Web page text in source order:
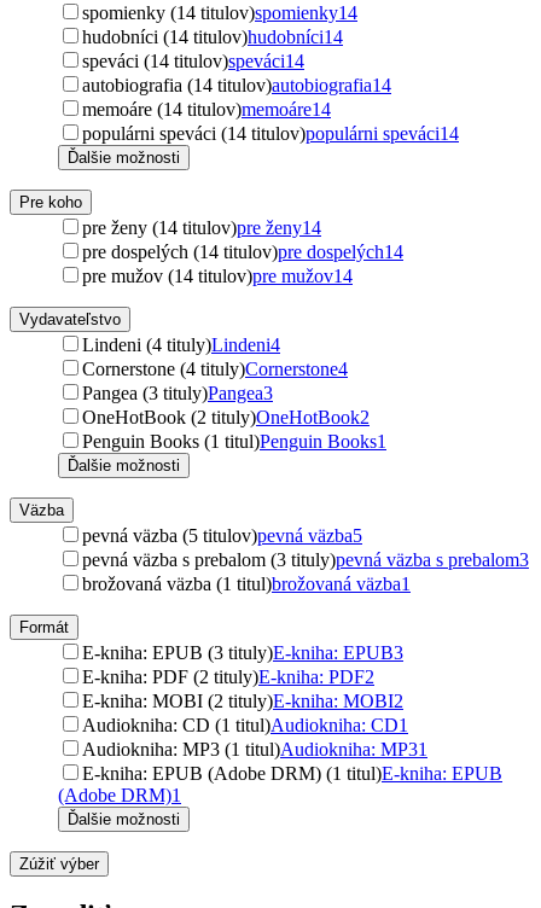
spomienky (14 titulov)spomienky14
hudobníci (14 titulov)hudobníci14
speváci (14 titulov)speváci14
autobiografia (14 titulov)autobiografia14
memoáre (14 titulov)memoáre14
populárni speváci (14 titulov)populárni speváci14
Ďalšie možnosti
Pre koho
pre ženy (14 titulov)pre ženy14
pre dospelých (14 titulov)pre dospelých14
pre mužov (14 titulov)pre mužov14
Vydavateľstvo
Lindeni (4 tituly)Lindeni4
Cornerstone (4 tituly)Cornerstone4
Pangea (3 tituly)Pangea3
OneHotBook (2 tituly)OneHotBook2
Penguin Books (1 titul)Penguin Books1
Ďalšie možnosti
Väzba
pevná väzba (5 titulov)pevná väzba5
pevná väzba s prebalom (3 tituly)pevná väzba s prebalom3
brožovaná väzba (1 titul)brožovaná väzba1
Formát
E-kniha: EPUB (3 tituly)E-kniha: EPUB3
E-kniha: PDF (2 tituly)E-kniha: PDF2
E-kniha: MOBI (2 tituly)E-kniha: MOBI2
Audiokniha: CD (1 titul)Audiokniha: CD1
Audiokniha: MP3 (1 titul)Audiokniha: MP31
E-kniha: EPUB (Adobe DRM) (1 titul)E-kniha: EPUB
(Adobe DRM)1
Ďalšie možnosti
Zúžiť výber